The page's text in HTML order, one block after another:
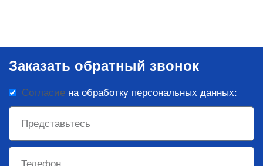
Заказать обратный звонок
Согласие на обработку персональных данных: